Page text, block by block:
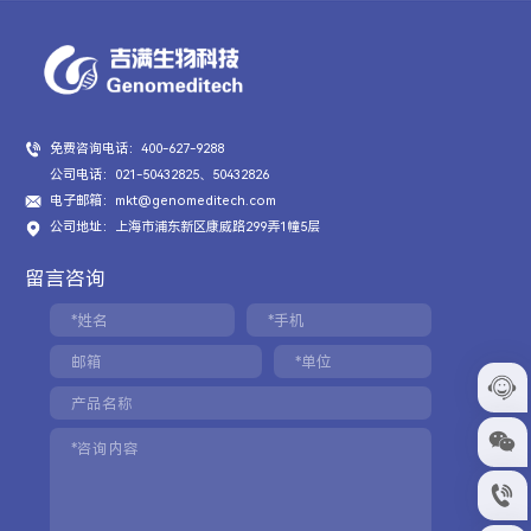
免费咨询电话：400-627-9288
公司电话：021-50432825、50432826
电子邮箱：mkt@genomeditech.com
公司地址：上海市浦东新区康威路299弄1幢5层
留言咨询